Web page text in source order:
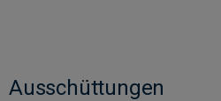
Ausschüttungen